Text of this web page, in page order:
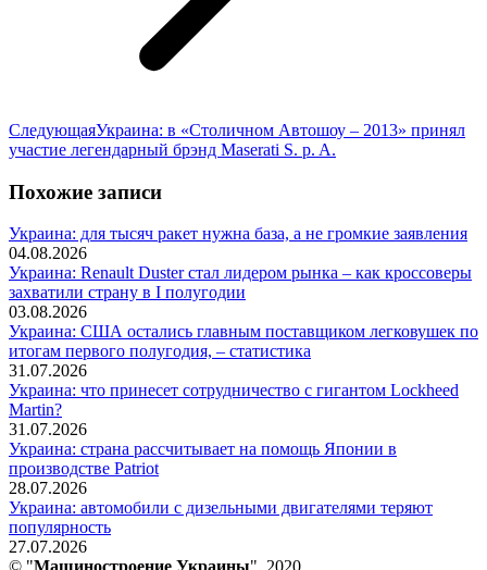
СледующаяСледующая
запись:
Украина: в «Столичном Автошоу – 2013» принял
участие легендарный брэнд Maserati S. p. A.
Похожие записи
Украина: для тысяч ракет нужна база, а не громкие заявления
04.08.2026
Украина: Renault Duster стал лидером рынка – как кроссоверы
захватили страну в I полугодии
03.08.2026
Украина: США остались главным поставщиком легковушек по
итогам первого полугодия, – статистика
31.07.2026
Украина: что принесет сотрудничество с гигантом Lockheed
Martin?
31.07.2026
Украина: страна рассчитывает на помощь Японии в
производстве Patriot
28.07.2026
Украина: автомобили с дизельными двигателями теряют
популярность
27.07.2026